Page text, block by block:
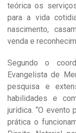
teórica os
para a vida
nascimento,
venda e
Segundo o
Evangelista de
pesquisa e
habilidades e
jurídica. “O evento
prática o